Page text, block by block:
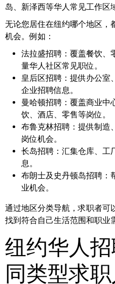
岛、新泽西等华人常见工作区
无论您居住在纽约哪个地区，
机会。例如：
法拉盛招聘： 覆盖餐饮、
量华人社区常见职位。
皇后区招聘： 提供办公室
企业招聘信息。
曼哈顿招聘： 覆盖商业中
饮、酒店、零售等岗位。
布鲁克林招聘： 提供制造
岗位机会。
长岛招聘： 汇集仓库、工
息。
布朗士及史丹顿岛招聘：
业机会。
通过地区分类导航，求职者可
找到符合自己生活范围和职业
纽约华人
同类型求